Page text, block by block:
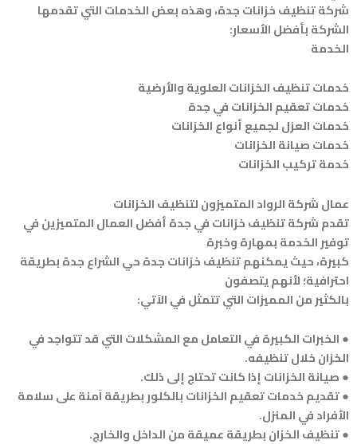
شركة تنظيف خزانات جدة، وهذه بعض الخدمات التي تقدمها
الشركة بأفضل الأسعار:
الخدمة
خدمات تنظيف الخزانات العلوية والأرضية
خدمات تعقيم الخزانات في جدة
خدمات العزل لجميع أنواع الخزانات
خدمات صيانة الخزانات
خدمة تركيب الخزانات
عمال شركة الرواد المتميزون لتنظيف الخزانات
تقدم شركة تنظيف خزانات في جدة أفضل العمال المتميزين في
توفير الخدمة بمهارة وخبرة
كبيرة، حيث يمكنهم تنظيف خزانات جدة حي الشراع جدة بطريقة
احترافية؛ لأنهم يتصفون
بالكثير من المميزات التي تتمثل في الآتي:
● الخبرات الكبيرة في التعامل مع المشكلات التي قد تتواجد في
الخزان خلال تنظيفه.
● صيانة الخزانات إذا كانت تحتاج إلى ذلك.
● تقديم خدمات تعقيم الخزانات بالكلور بطريقة آمنة على سلامة
الأفراد في المنزل.
● تنظيف الخزان بطريقة عميقة من الداخل والخارج.